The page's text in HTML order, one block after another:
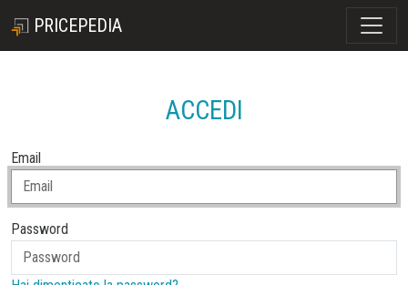
PRICEPEDIA
ACCEDI
Email
Password